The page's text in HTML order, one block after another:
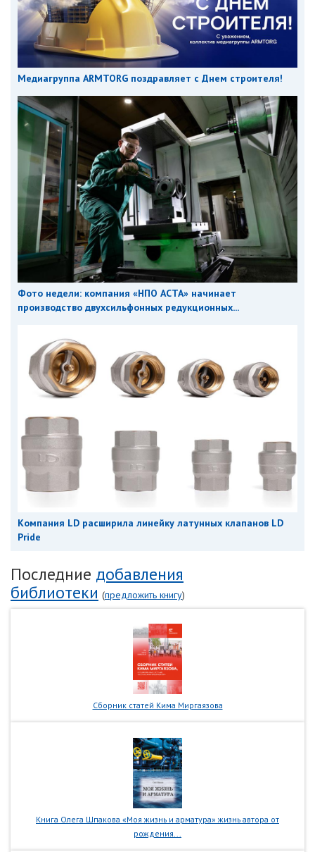
Медиагруппа ARMTORG поздравляет с Днем строителя!
Фото недели: компания «НПО АСТА» начинает
производство двухсильфонных редукционных...
Компания LD расширила линейку латунных клапанов LD
Pride
Последние добавления
библиотеки (предложить книгу)
Сборник статей Кима Миргаязова
Книга Олега Шпакова «Моя жизнь и арматура» жизнь автора от
рождения...